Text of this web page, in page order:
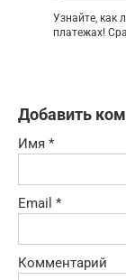
Узнайте, как
платежах!
Добавить
Имя *
Email *
Комментарий